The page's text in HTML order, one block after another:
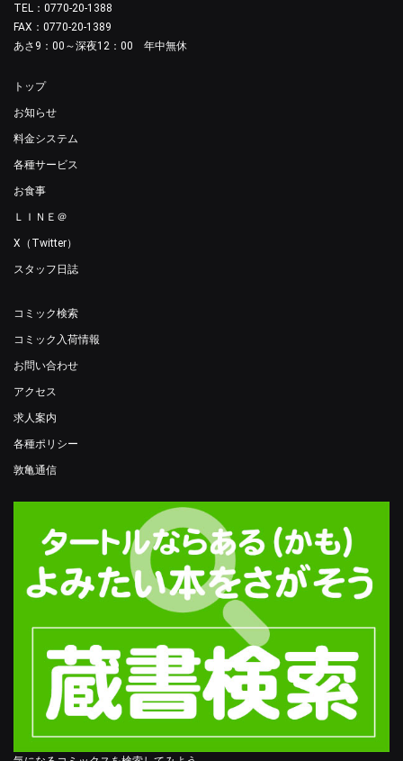
TEL：0770-20-1388
FAX：0770-20-1389
あさ9：00～深夜12：00 年中無休
トップ
お知らせ
料金システム
各種サービス
お食事
ＬＩＮＥ＠
X（Twitter）
スタッフ日誌
コミック検索
コミック入荷情報
お問い合わせ
アクセス
求人案内
各種ポリシー
敦亀通信